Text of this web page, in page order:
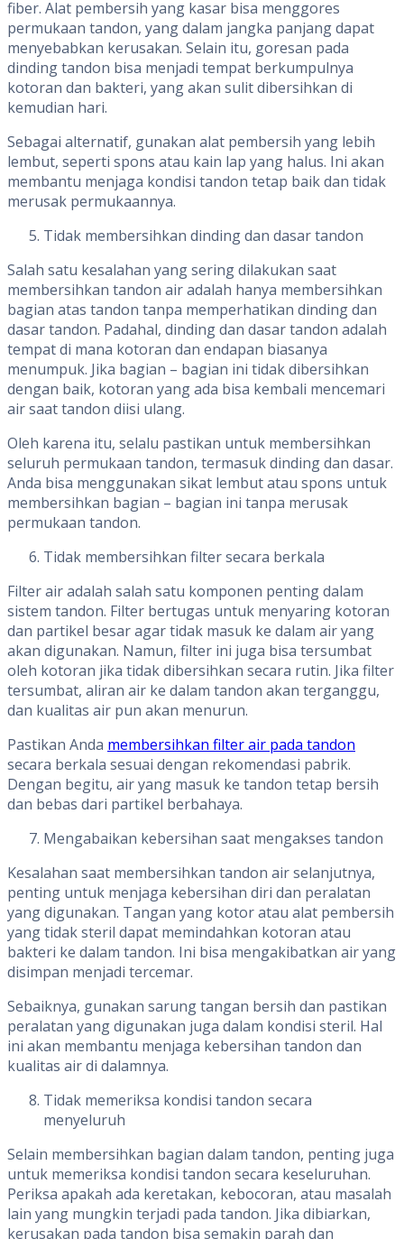
fiber. Alat pembersih yang kasar bisa menggores
permukaan tandon, yang dalam jangka panjang dapat
menyebabkan kerusakan. Selain itu, goresan pada
dinding tandon bisa menjadi tempat berkumpulnya
kotoran dan bakteri, yang akan sulit dibersihkan di
kemudian hari.
Sebagai alternatif, gunakan alat pembersih yang lebih
lembut, seperti spons atau kain lap yang halus. Ini akan
membantu menjaga kondisi tandon tetap baik dan tidak
merusak permukaannya.
Tidak membersihkan dinding dan dasar tandon
Salah satu kesalahan yang sering dilakukan saat
membersihkan tandon air adalah hanya membersihkan
bagian atas tandon tanpa memperhatikan dinding dan
dasar tandon. Padahal, dinding dan dasar tandon adalah
tempat di mana kotoran dan endapan biasanya
menumpuk. Jika bagian – bagian ini tidak dibersihkan
dengan baik, kotoran yang ada bisa kembali mencemari
air saat tandon diisi ulang.
Oleh karena itu, selalu pastikan untuk membersihkan
seluruh permukaan tandon, termasuk dinding dan dasar.
Anda bisa menggunakan sikat lembut atau spons untuk
membersihkan bagian – bagian ini tanpa merusak
permukaan tandon.
Tidak membersihkan filter secara berkala
Filter air adalah salah satu komponen penting dalam
sistem tandon. Filter bertugas untuk menyaring kotoran
dan partikel besar agar tidak masuk ke dalam air yang
akan digunakan. Namun, filter ini juga bisa tersumbat
oleh kotoran jika tidak dibersihkan secara rutin. Jika filter
tersumbat, aliran air ke dalam tandon akan terganggu,
dan kualitas air pun akan menurun.
Pastikan Anda membersihkan filter air pada tandon
secara berkala sesuai dengan rekomendasi pabrik.
Dengan begitu, air yang masuk ke tandon tetap bersih
dan bebas dari partikel berbahaya.
Mengabaikan kebersihan saat mengakses tandon
Kesalahan saat membersihkan tandon air selanjutnya,
penting untuk menjaga kebersihan diri dan peralatan
yang digunakan. Tangan yang kotor atau alat pembersih
yang tidak steril dapat memindahkan kotoran atau
bakteri ke dalam tandon. Ini bisa mengakibatkan air yang
disimpan menjadi tercemar.
Sebaiknya, gunakan sarung tangan bersih dan pastikan
peralatan yang digunakan juga dalam kondisi steril. Hal
ini akan membantu menjaga kebersihan tandon dan
kualitas air di dalamnya.
Tidak memeriksa kondisi tandon secara
menyeluruh
Selain membersihkan bagian dalam tandon, penting juga
untuk memeriksa kondisi tandon secara keseluruhan.
Periksa apakah ada keretakan, kebocoran, atau masalah
lain yang mungkin terjadi pada tandon. Jika dibiarkan,
kerusakan pada tandon bisa semakin parah dan